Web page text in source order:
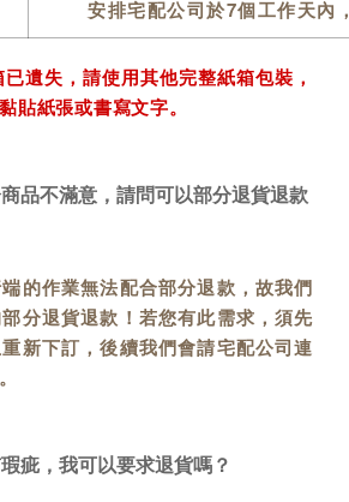
安排宅配公司於7個工作天內
遺失，請使用其他完整紙箱包裝，
貼紙張或書寫文字。
品不滿意，請問可以部分退貨退款
的作業無法配合部分退款，故我們
分退貨退款！若您有此需求，須先
新下訂，後續我們會請宅配公司連
疵，我可以要求退貨嗎？